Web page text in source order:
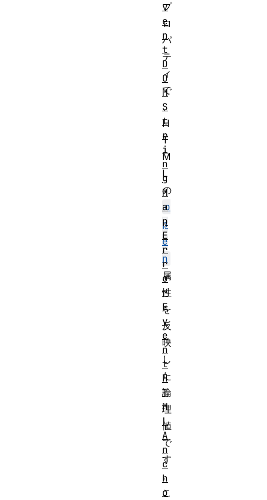
プ
ロ
パ
テ
ィ
で
、
H
T
M
L
の
o
p
e
n
属
性
を
反
映
し
た
論
理
値
で
す
。
こ
v
e
n
t
D
O
M
S
t
r
i
n
g
M
a
p
E
r
r
o
r
E
v
e
n
t
H
T
M
L
A
n
c
h
o